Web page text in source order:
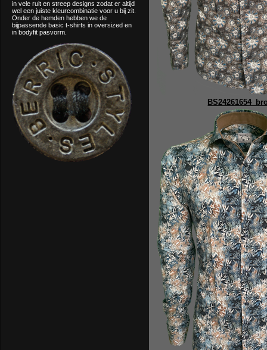
in vele ruit en streep designs zodat er altijd
wel een juiste kleurcombinatie voor u bij zit.
Onder de hemden hebben we de
bijpassende basic t-shirts in oversized en
in bodyfit pasvorm.